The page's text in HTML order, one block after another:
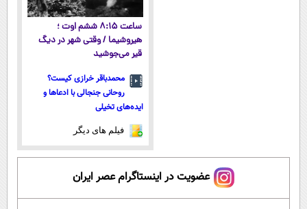
ساعت ۸:۱۵ ششم اوت ؛
هیروشیما / وقتی شهر در دیگ
قیر می‌جوشید
محمدباقر خرازی کیست؟
روحانی جنجالی با ادعاها و
ایده‌های تخیلی
فیلم های دیگر
عضویت در اینستاگرام عصر ایران